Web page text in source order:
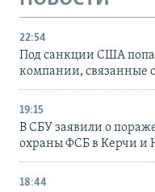
22:54
Под санкции США
компании, связанные
19:15
В СБУ заявили о
охраны ФСБ в Керчи и
18:44